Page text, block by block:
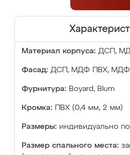
Материал корпуса: ДСП,
Фасад: ДСП, МДФ ПВХ, МДФ
Фурнитура: Boyard, Blum
Кромка: ПВХ (0,4 мм, 2 мм)
Размеры: индивидуально
Размер спального места: